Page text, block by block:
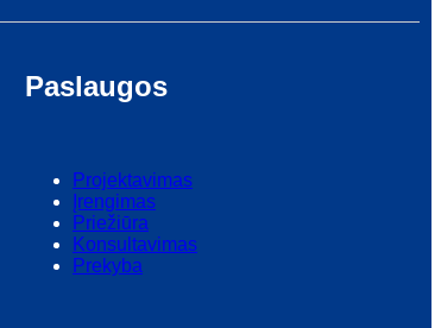
Paslaugos
Projektavimas
Įrengimas
Priežiūra
Konsultavimas
Prekyba